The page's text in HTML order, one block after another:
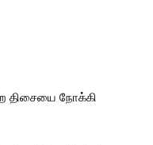
திசையை நோக்கி